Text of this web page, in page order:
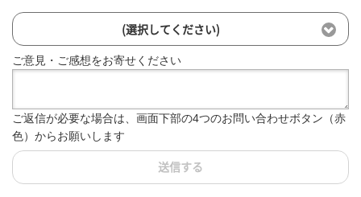
(選択してください)
ご意見・ご感想をお寄せください
ご返信が必要な場合は、画面下部の4つのお問い合わせボタン（赤
色）からお願いします
送信する